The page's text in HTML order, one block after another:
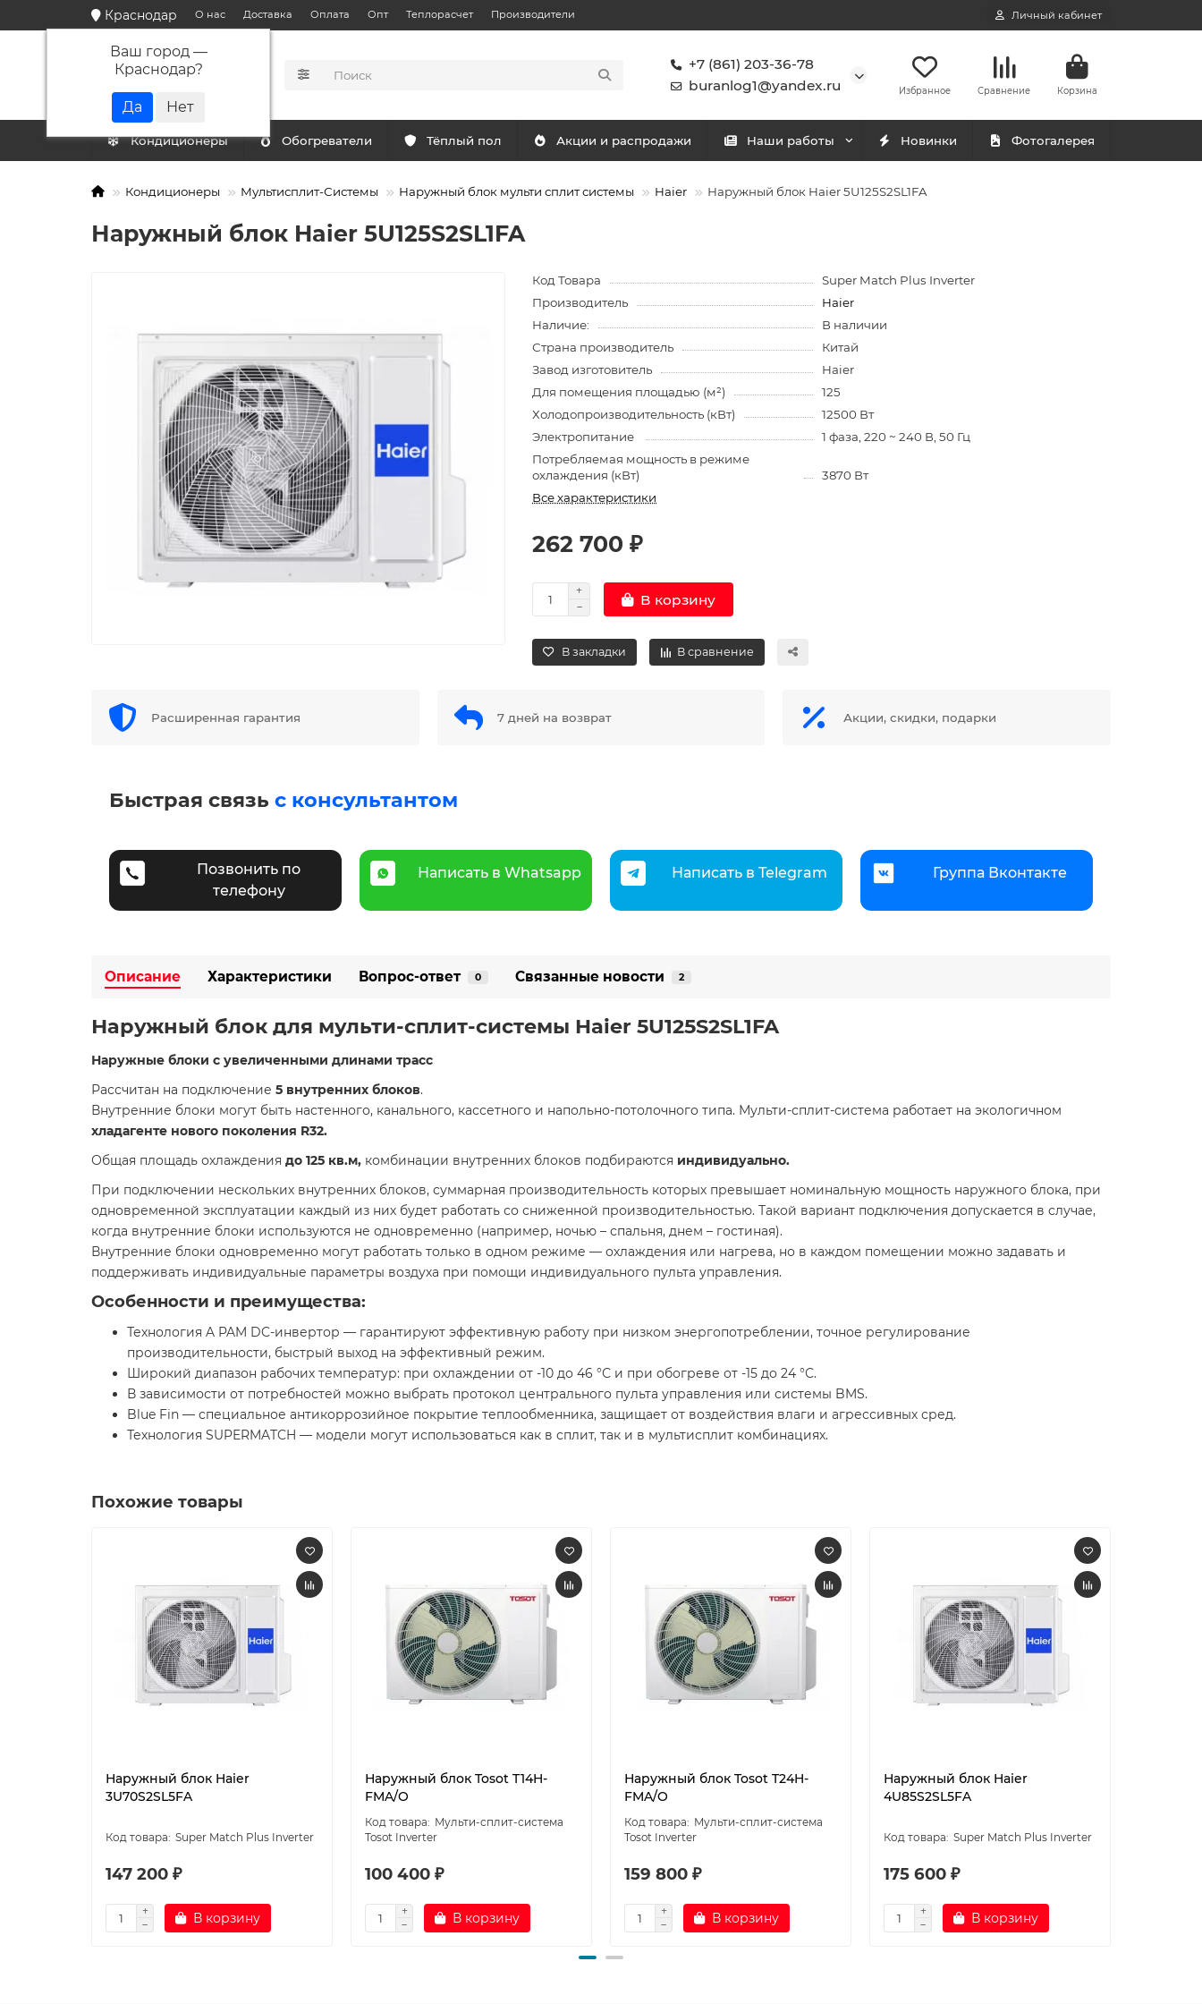
Краснодар
Ваш город —
Краснодар?
О нас Доставка Оплата Опт Теплорасчет Производители Личный кабинет
КАТАЛОГ
+7 (861) 203-36-78
buranlog1@yandex.ru
Избранное Сравнение Корзина
Кондиционеры Обогреватели Тёплый пол Акции и распродажи Наши работы Новинки Фотогалерея
Кондиционеры Мультисплит-Системы Наружный блок мульти сплит системы Haier Наружный блок Haier 5U125S2SL1FA
Наружный блок Haier 5U125S2SL1FA
Код Товара
Super Match Plus Inverter
Производитель
Haier
Наличие:
В наличии
Страна производитель
Китай
Завод изготовитель
Haier
Для помещения площадью (м²)
125
Холодопроизводительность (кВт)
12500 Вт
Электропитание
1 фаза, 220 ~ 240 В, 50 Гц
Потребляемая мощность в режиме
охлаждения (кВт)
3870 Вт
Все характеристики
262 700 ₽
В корзину
В закладки В сравнение
Расширенная гарантия 7 дней на возврат Акции, скидки, подарки
Быстрая связь с консультантом
Позвонить по
телефону
Написать в Whatsapp Написать в Telegram Группа Вконтакте
Описание Характеристики Вопрос-ответ 0 Связанные новости 2
Наружный блок для мульти-сплит-системы Haier 5U125S2SL1FA
Наружные блоки с увеличенными длинами трасс
Рассчитан на подключение 5 внутренних блоков.
Внутренние блоки могут быть настенного, канального, кассетного и напольно-потолочного типа. Мульти-сплит-система работает на экологичном
хладагенте нового поколения R32.
Общая площадь охлаждения до 125 кв.м, комбинации внутренних блоков подбираются индивидуально.
При подключении нескольких внутренних блоков, суммарная производительность которых превышает номинальную мощность наружного блока, при
одновременной эксплуатации каждый из них будет работать со сниженной производительностью. Такой вариант подключения допускается в случае,
когда внутренние блоки используются не одновременно (например, ночью – спальня, днем – гостиная).
Внутренние блоки одновременно могут работать только в одном режиме — охлаждения или нагрева, но в каждом помещении можно задавать и
поддерживать индивидуальные параметры воздуха при помощи индивидуального пульта управления.
Особенности и преимущества:
Технология A PAM DC-инвертор — гарантируют эффективную работу при низком энергопотреблении, точное регулирование
производительности, быстрый выход на эффективный режим.
Широкий диапазон рабочих температур: при охлаждении от -10 до 46 °С и при обогреве от -15 до 24 °С.
В зависимости от потребностей можно выбрать протокол центрального пульта управления или системы BMS.
Blue Fin — специальное антикоррозийное покрытие теплообменника, защищает от воздействия влаги и агрессивных сред.
Технология SUPERMATCH — модели могут использоваться как в сплит, так и в мультисплит комбинациях.
Похожие товары
Наружный блок Haier
3U70S2SL5FA
Super Match Plus Inverter
147 200 ₽
В корзину
Наружный блок Tosot T14H-
FMA/O
Мульти-сплит-система
Tosot Inverter
100 400 ₽
В корзину
Наружный блок Tosot T24H-
FMA/O
Мульти-сплит-система
Tosot Inverter
159 800 ₽
В корзину
Наружный блок Haier
4U85S2SL5FA
Super Match Plus Inverter
175 600 ₽
В корзину